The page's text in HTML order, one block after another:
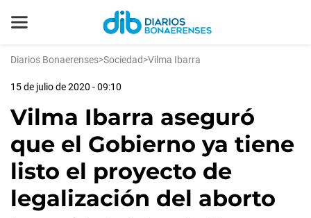
Diarios Bonaerenses>Sociedad>Vilma Ibarra
15 de julio de 2020 - 09:10
Vilma Ibarra aseguró
que el Gobierno ya tiene
listo el proyecto de
legalización del aborto